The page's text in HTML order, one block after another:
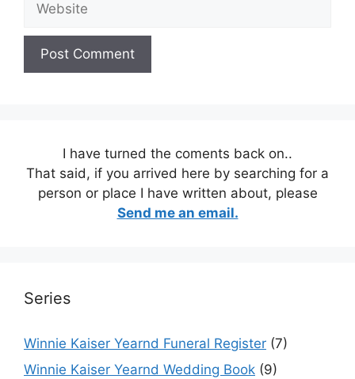
I have turned the coments back on..
That said, if you arrived here by searching for a
person or place I have written about, please
Send me an email.
Series
Winnie Kaiser Yearnd Funeral Register (7)
Winnie Kaiser Yearnd Wedding Book (9)